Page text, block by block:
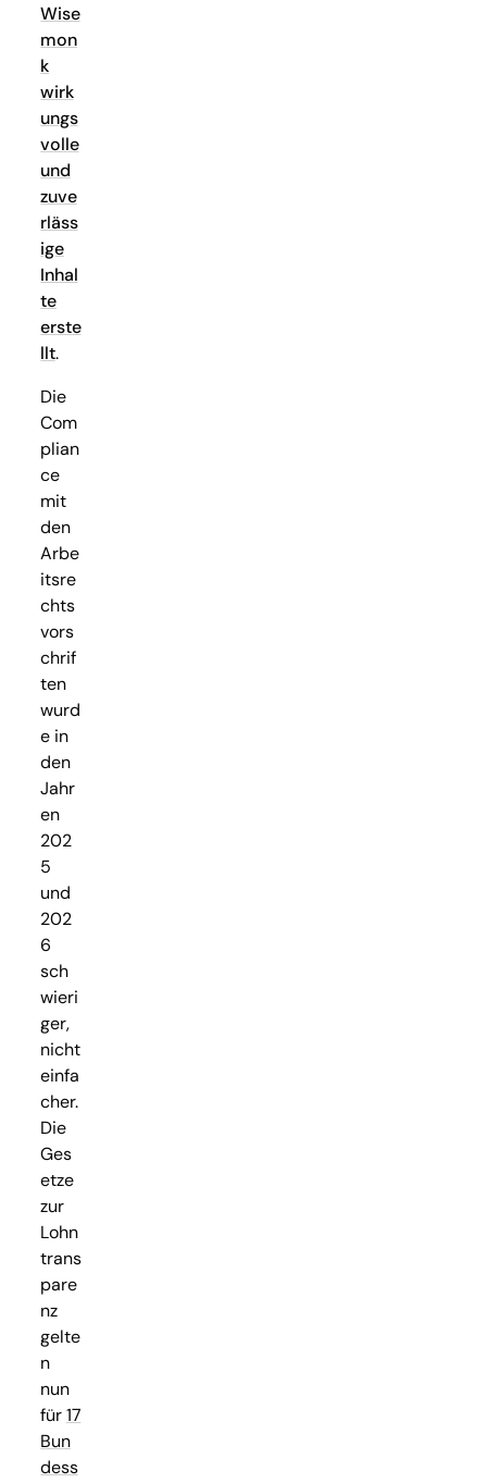
Wise
mon
k
wirk
ungs
volle
und
zuve
rläss
ige
Inhal
te
erste
llt.
Die
Com
plian
ce
mit
den
Arbe
itsre
chts
vors
chrif
ten
wurd
e in
den
Jahr
en
202
5
und
202
6
sch
wieri
ger,
nicht
einfa
cher.
Die
Ges
etze
zur
Lohn
trans
pare
nz
gelte
n
nun
für17
Bun
dess